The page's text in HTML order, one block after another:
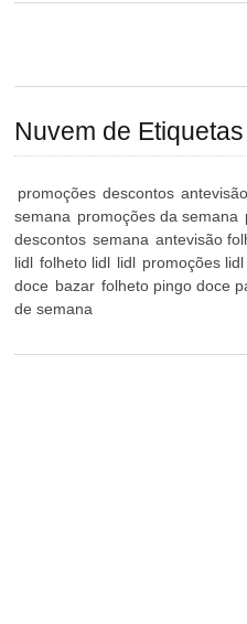
Nuvem de Etiquetas
promoções descontos antevisão
semana promoções da semana
descontos semana antevisão
lidl folheto lidl lidl promoções lidl
doce bazar folheto pingo doce
de semana